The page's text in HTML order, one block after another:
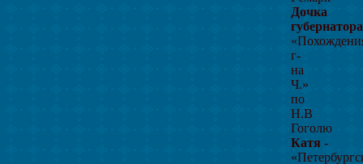
Дочка
губернатора
г-
на
Ч.»
по
Н.В
Гоголю
Катя -